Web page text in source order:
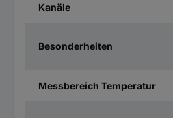
Kanäle
Besonderheiten
Messbereich Temperatur